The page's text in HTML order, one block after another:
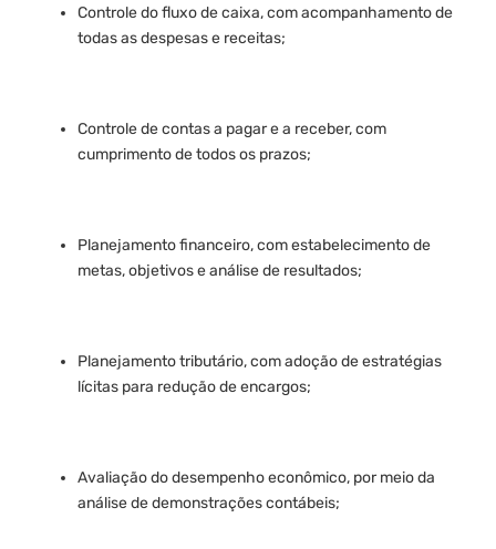
Controle do fluxo de caixa, com acompanhamento de
todas as despesas e receitas;
Controle de contas a pagar e a receber, com
cumprimento de todos os prazos;
Planejamento financeiro, com estabelecimento de
metas, objetivos e análise de resultados;
Planejamento tributário, com adoção de estratégias
lícitas para redução de encargos;
Avaliação do desempenho econômico, por meio da
análise de demonstrações contábeis;